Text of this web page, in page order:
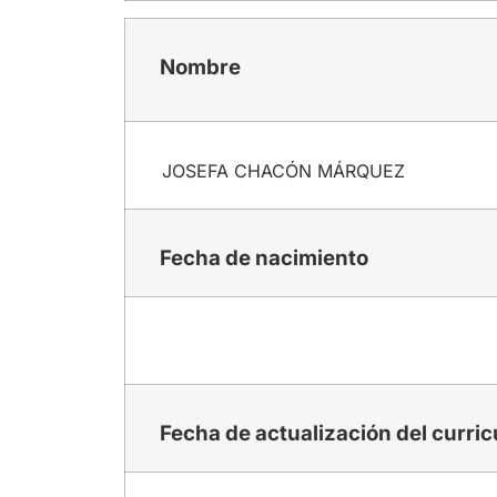
Nombre
JOSEFA CHACÓN MÁRQUEZ
Fecha de nacimiento
Fecha de actualización del